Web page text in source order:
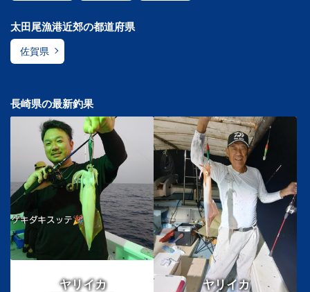
太田尾漁港近郊の都道府県
佐賀県
長崎県の最新釣果
ヤリイカ ヤリイカ